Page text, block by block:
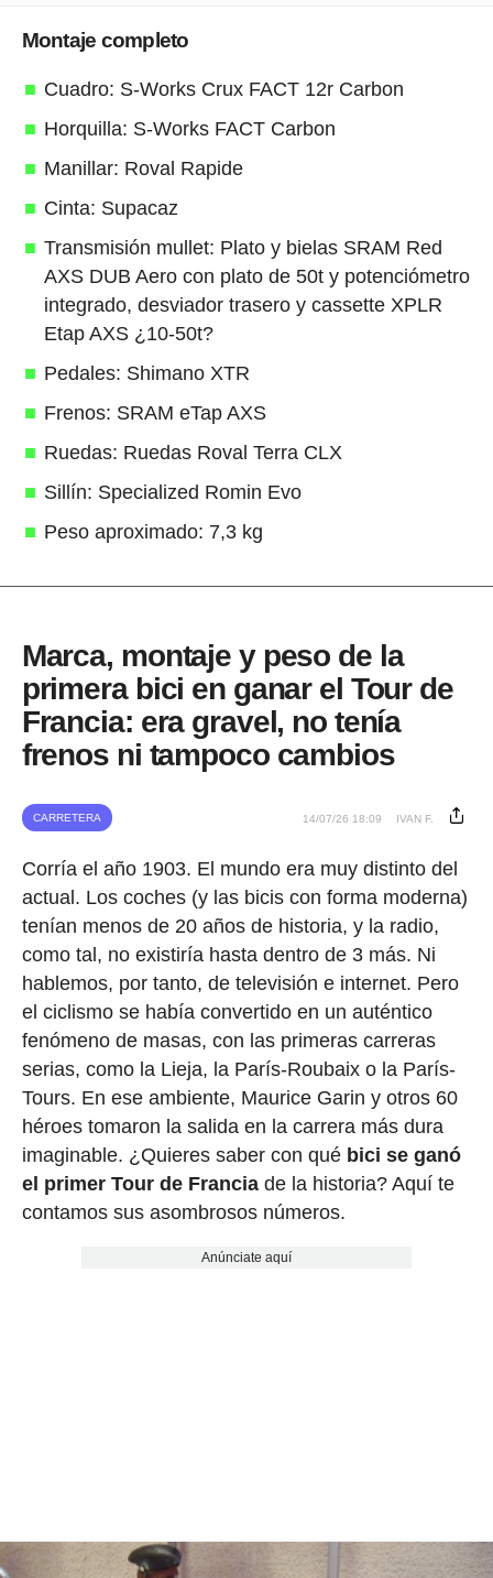
Montaje completo
Cuadro: S-Works Crux FACT 12r Carbon
Horquilla: S-Works FACT Carbon
Manillar: Roval Rapide
Cinta: Supacaz
Transmisión mullet: Plato y bielas SRAM Red
AXS DUB Aero con plato de 50t y potenciómetro
integrado, desviador trasero y cassette XPLR
Etap AXS ¿10-50t?
Pedales: Shimano XTR
Frenos: SRAM eTap AXS
Ruedas: Ruedas Roval Terra CLX
Sillín: Specialized Romin Evo
Peso aproximado: 7,3 kg
Marca, montaje y peso de la
primera bici en ganar el Tour de
Francia: era gravel, no tenía
frenos ni tampoco cambios
CARRETERA 14/07/26 18:09 IVAN F.
Corría el año 1903. El mundo era muy distinto del
actual. Los coches (y las bicis con forma moderna)
tenían menos de 20 años de historia, y la radio,
como tal, no existiría hasta dentro de 3 más. Ni
hablemos, por tanto, de televisión e internet. Pero
el ciclismo se había convertido en un auténtico
fenómeno de masas, con las primeras carreras
serias, como la Lieja, la París-Roubaix o la París-
Tours. En ese ambiente, Maurice Garin y otros 60
héroes tomaron la salida en la carrera más dura
imaginable. ¿Quieres saber con qué bici se ganó
el primer Tour de Franciade la historia? Aquí te
contamos sus asombrosos números.
Anúnciate aquí